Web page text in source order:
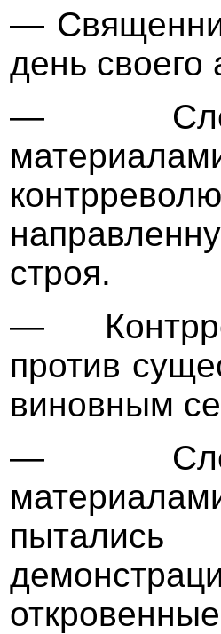
—
день своего
—
строя.
—
против
виновным
—
пытались